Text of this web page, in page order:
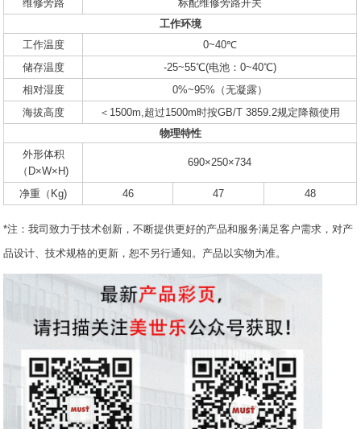
维修旁路
标配维修旁路开关
工作环境
工作温度
0~40℃
储存温度
-25~55℃(电池：0~40℃)
相对湿度
0%~95%（无凝露）
海拔高度
＜1500m,超过1500m时按GB/T 3859.2规定降额使用
物理特性
外形体积
（D×W×H)
690×250×734
净重（Kg) 46 47 48
*注：我司致力于技术创新，不断提供更好的产品和服务满足客户需求，对产
品设计、技术规格的更新，恕不另行通知。产品以实物为准。